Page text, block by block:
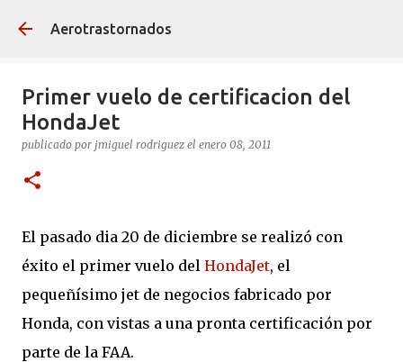
Aerotrastornados
Primer vuelo de certificacion del
HondaJet
publicado por jmiguel rodriguez el enero 08, 2011
El pasado dia 20 de diciembre se realizó con
éxito el primer vuelo del HondaJet, el
pequeñísimo jet de negocios fabricado por
Honda, con vistas a una pronta certificación por
parte de la FAA.